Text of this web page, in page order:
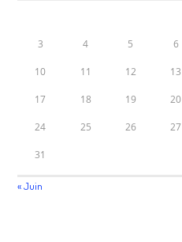
3 4 5 6
10 11 12 13
17 18 19 20
24 25 26 27
31
« Juin